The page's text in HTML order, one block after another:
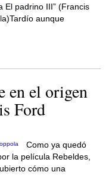
El padrino III” (Francis
aunque
en el origen
Ford
Como ya quedó
la película Rebeldes,
cómo una